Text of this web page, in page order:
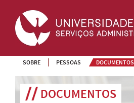
SOBRE PESSOAS DOCUMENTOS
DOCUMENTOS